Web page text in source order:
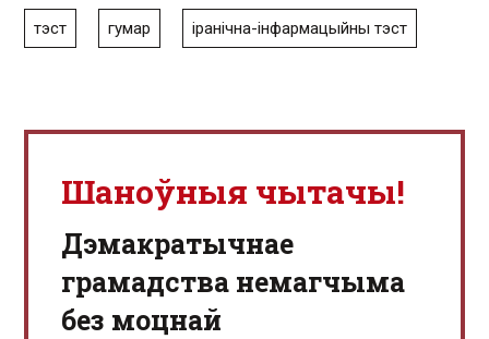
тэст гумар іранічна-інфармацыйны тэст
Шаноўныя чытачы!
Дэмакратычнае
грамадства немагчыма
без моцнай